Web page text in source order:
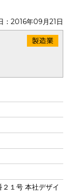
：2016年09月21日
１号 本社デザイ